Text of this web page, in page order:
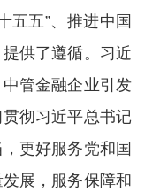
五五”、推进中国
供了遵循。习近
管金融企业引发
彻习近平总书记
更好服务党和国
展，服务保障和